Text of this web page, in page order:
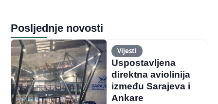
Posljednje novosti
Vijesti
Uspostavljena
direktna aviolinija
između Sarajeva i
Ankare